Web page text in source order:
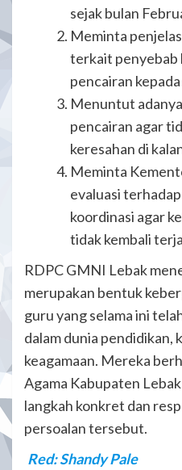
sejak bulan
Meminta
terkait penyebab
pencairan
Menuntut
pencairan agar
keresahan di
Meminta
evaluasi
koordinasi agar
tidak kembali
RDPC GMNI Lebak
merupakan bentuk
guru yang selama ini
dalam dunia pendidikan,
keagamaan. Mereka
Agama Kabupaten
langkah konkret dan
persoalan tersebut.
Red: Shandy Pale